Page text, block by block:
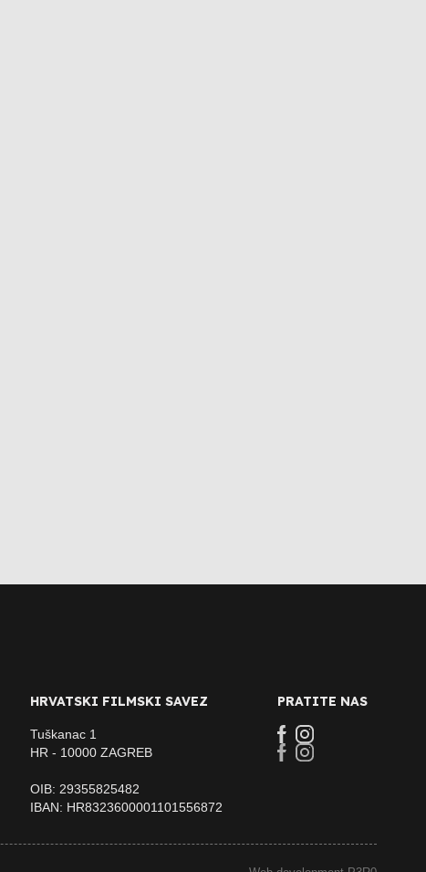
HRVATSKI FILMSKI SAVEZ
Tuškanac 1
HR - 10000 ZAGREB
OIB: 29355825482
IBAN: HR8323600001101556872
PRATITE NAS